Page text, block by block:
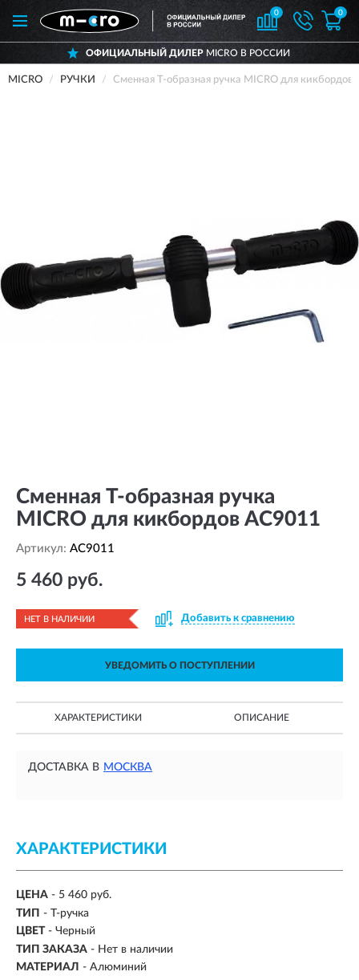
0 0
ОФИЦИАЛЬНЫЙ ДИЛЕР MICRO В РОССИИ
MICRO РУЧКИ Сменная Т-образная ручка MICRO для кикбордов
Сменная Т-образная ручка
MICRO для кикбордов AC9011
Артикул: AC9011
5 460 руб.
НЕТ В НАЛИЧИИ Добавить к сравнению
УВЕДОМИТЬ О ПОСТУПЛЕНИИ
ХАРАКТЕРИСТИКИ ОПИСАНИЕ
ДОСТАВКА В МОСКВА
ХАРАКТЕРИСТИКИ
ЦЕНА - 5 460 руб.
ТИП - Т-ручка
ЦВЕТ - Черный
ТИП ЗАКАЗА - Нет в наличии
МАТЕРИАЛ - Алюминий